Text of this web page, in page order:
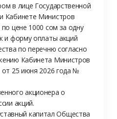
в лице Государственной
Кабинете Министров
цене 1000 сом за одну
и форму оплаты акций
по перечню согласно
Кабинета Министров
от 25 июня 2026 года №
акций.